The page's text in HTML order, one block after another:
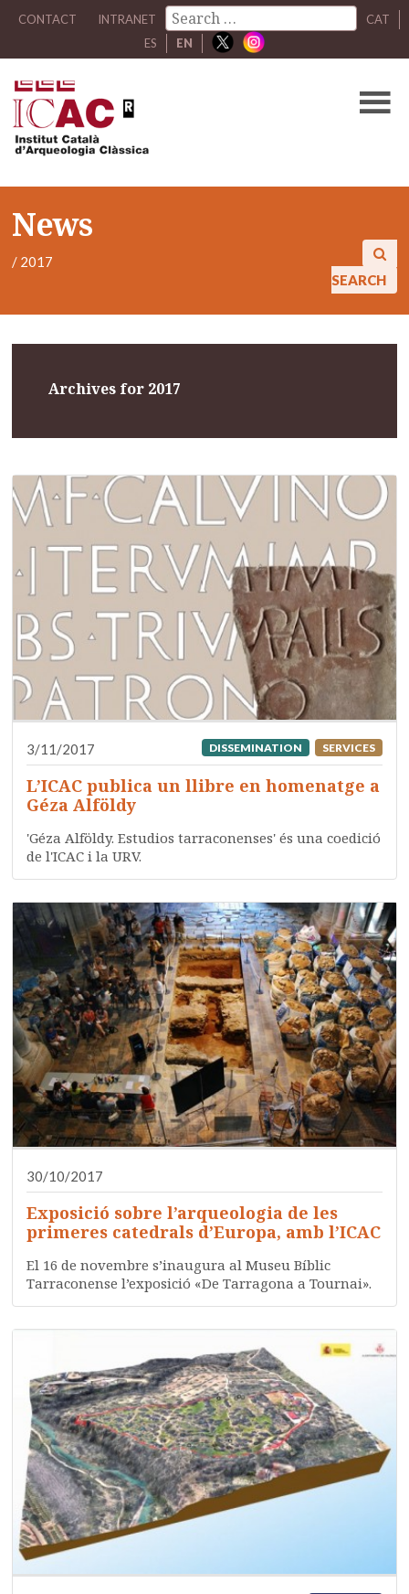
CONTACT INTRANET
CAT
ES
EN
News
/ 2017
SEARCH
Archives for 2017
3/11/2017 DISSEMINATION SERVICES
L’ICAC publica un llibre en homenatge a
Géza Alföldy
'Géza Alföldy. Estudios tarraconenses' és una coedició
de l'ICAC i la URV.
30/10/2017
Exposició sobre l’arqueologia de les
primeres catedrals d’Europa, amb l’ICAC
El 16 de novembre s’inaugura al Museu Bíblic
Tarraconense l’exposició «De Tarragona a Tournai».